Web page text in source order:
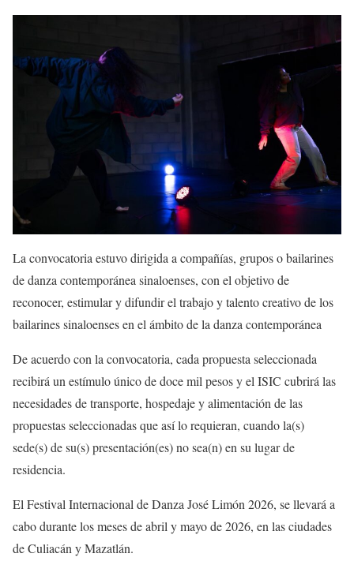
La convocatoria estuvo dirigida a compañías, grupos o bailarines
de danza contemporánea sinaloenses, con el objetivo de
reconocer, estimular y difundir el trabajo y talento creativo de los
bailarines sinaloenses en el ámbito de la danza contemporánea
De acuerdo con la convocatoria, cada propuesta seleccionada
recibirá un estímulo único dedoce mil pesos y el ISIC cubrirá las
necesidades de transporte, hospedaje y alimentación de las
propuestas seleccionadas que así lo requieran, cuando la(s)
sede(s) de su(s) presentación(es)no sea(n) en su lugar de
residencia.
El Festival Internacional de Danza JoséLimón 2026, se llevará a
cabodurante los meses de abril y mayo de 2026, en las ciudades
de Culiacán y Mazatlán.